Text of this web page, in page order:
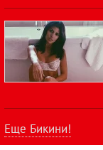
Еще Бикини!